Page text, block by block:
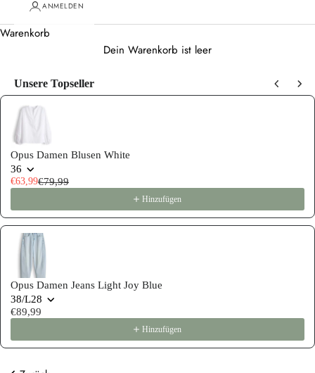
ANMELDEN
Warenkorb
Dein Warenkorb ist leer
Unsere Topseller
Use the Previous and Next buttons to navigate through product
Opus Damen Blusen White
36
€63,99€79,99
Hinzufügen
Opus Damen Jeans Light Joy Blue
38/L28
€89,99
Hinzufügen